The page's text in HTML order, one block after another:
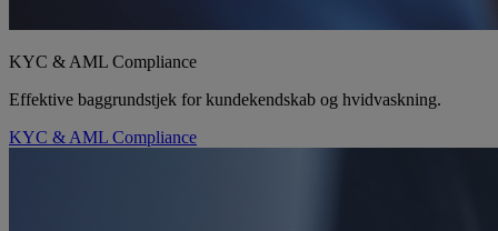
KYC & AML Compliance
Effektive baggrundstjek for kundekendskab og hvidvaskning.
KYC & AML Compliance